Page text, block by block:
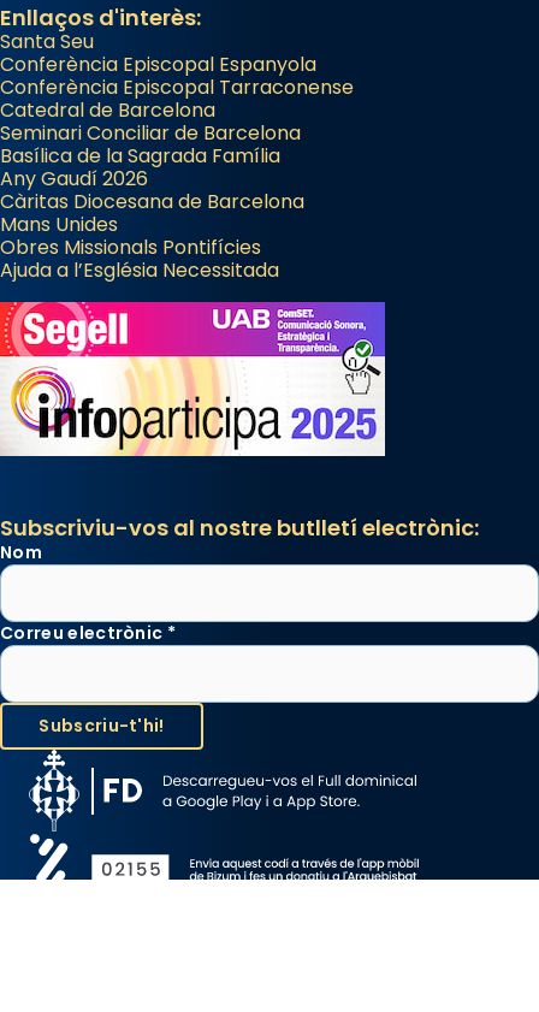
Enllaços d'interès:
Santa Seu
Conferència Episcopal Espanyola
Conferència Episcopal Tarraconense
Catedral de Barcelona
Seminari Conciliar de Barcelona
Basílica de la Sagrada Família
Any Gaudí 2026
Càritas Diocesana de Barcelona
Mans Unides
Obres Missionals Pontifícies
Ajuda a l’Església Necessitada
Subscriviu-vos al nostre butlletí electrònic:
Nom
Correu electrònic *